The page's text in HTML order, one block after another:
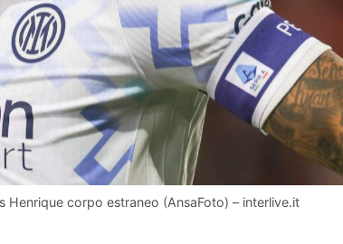
Henrique corpo estraneo (AnsaFoto) – interlive.it